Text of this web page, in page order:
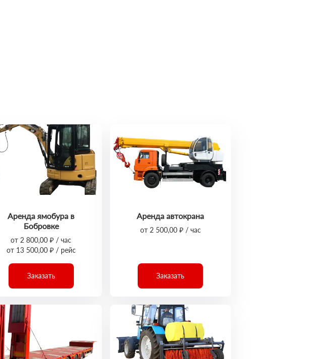
Аренда ямобура в
Бобровке
от 2 800,00 ₽ / час
от 13 500,00 ₽ / рейс
Заказать
Аренда автокрана
от 2 500,00 ₽ / час
Заказать